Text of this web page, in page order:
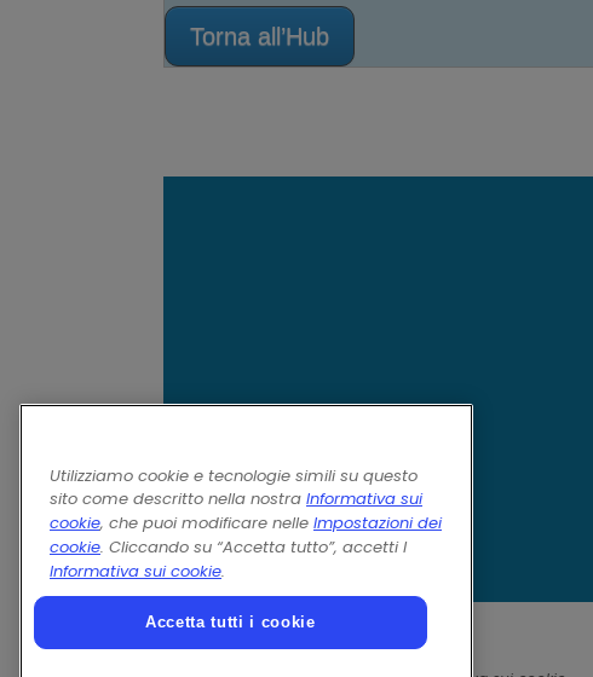
Torna all’Hub
Utilizziamo cookie e tecnologie simili su questo
sito come descritto nella nostra Informativa sui
cookie, che puoi modificare nelle Impostazioni dei
cookie. Cliccando su “Accetta tutto”, accetti l
Informativa sui cookie.
Accetta tutti i cookie